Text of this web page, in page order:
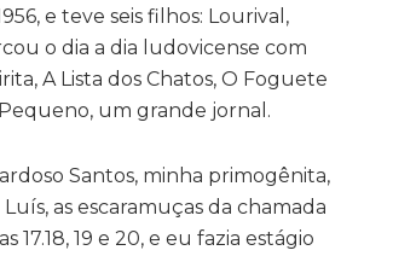
e teve seis filhos: Lourival,
o dia a dia ludovicense com
A Lista dos Chatos, O Foguete
um grande jornal.
Santos, minha primogênita,
as escaramuças da chamada
19 e 20, e eu fazia estágio